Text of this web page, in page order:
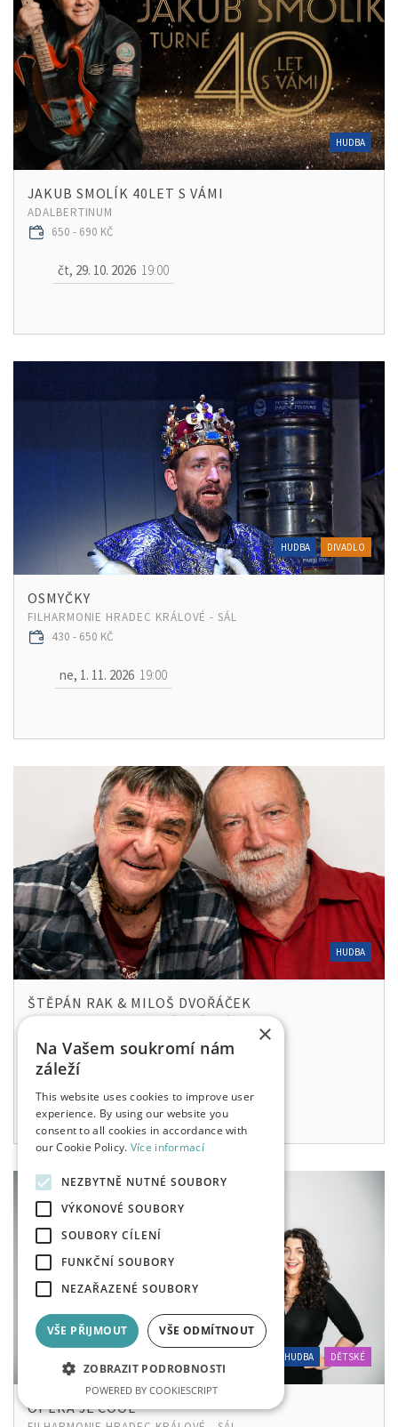
HUDBA
JAKUB SMOLÍK 40LET S VÁMI
ADALBERTINUM
650 - 690 KČ
čt, 29. 10. 2026 19:00
HUDBA DIVADLO
OSMYČKY
FILHARMONIE HRADEC KRÁLOVÉ - SÁL
430 - 650 KČ
ne, 1. 11. 2026 19:00
HUDBA
ŠTĚPÁN RAK & MILOŠ DVOŘÁČEK
FILHARMONIE HRADEC KRÁLOVÉ - SÁL
340 - 640 KČ
po, 2. 11. 2026
HUDBA DĚTSKÉ
OPERA JE COOL
×
Na Vašem soukromí nám
záleží
This website uses cookies to improve user
experience. By using our website you
consent to all cookies in accordance with
our Cookie Policy. Více informací
NEZBYTNĚ NUTNÉ SOUBORY
VÝKONOVÉ SOUBORY
SOUBORY CÍLENÍ
FUNKČNÍ SOUBORY
NEZAŘAZENÉ SOUBORY
VŠE PŘIJMOUT VŠE ODMÍTNOUT
ZOBRAZIT PODROBNOSTI
POWERED BY COOKIESCRIPT